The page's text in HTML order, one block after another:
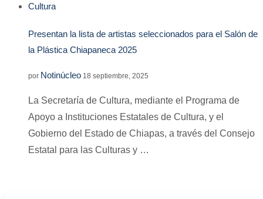
Cultura
Presentan la lista de artistas seleccionados para el Salón de
la Plástica Chiapaneca 2025
por Notinúcleo 18 septiembre, 2025
La Secretaría de Cultura, mediante el Programa de
Apoyo a Instituciones Estatales de Cultura, y el
Gobierno del Estado de Chiapas, a través del Consejo
Estatal para las Culturas y …